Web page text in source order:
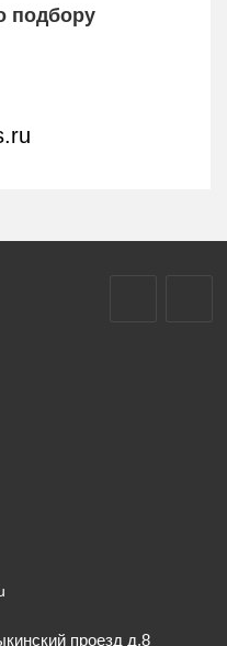
подбору
проезд д.8